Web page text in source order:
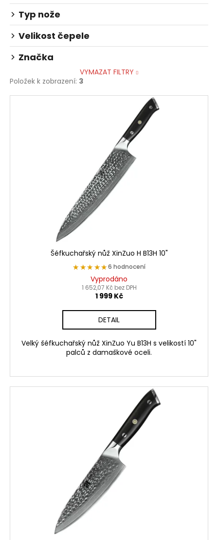
Typ nože
Velikost čepele
Značka
VYMAZAT FILTRY
Položek k zobrazení: 3
V
Šéfkuchařský nůž XinZuo H B13H 10"
★★★★★
★★★★★6 hodnocení
Vyprodáno
1 652,07 Kč bez DPH
1 999 Kč
DETAIL
Velký šéfkuchařský nůž XinZuo Yu B13H s velikostí 10"
palců z damaškové oceli.